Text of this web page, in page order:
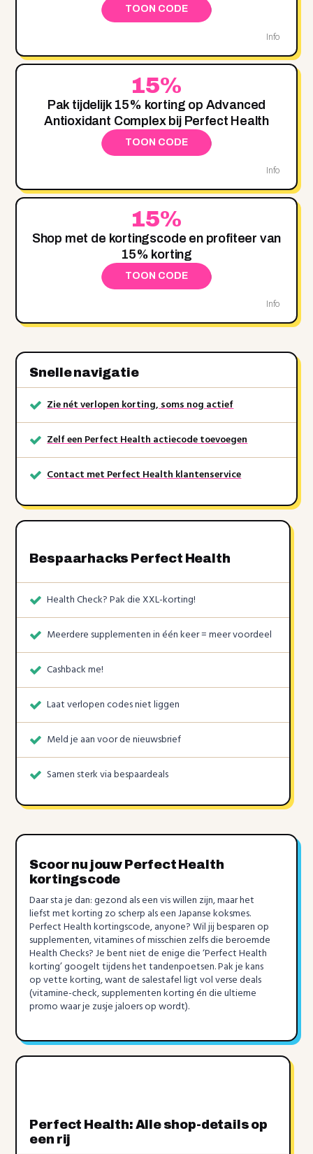
TOON CODE
Info
15%
Pak tijdelijk 15% korting op Advanced
Antioxidant Complex bij Perfect Health
TOON CODE
Info
15%
Shop met de kortingscode en profiteer van
15% korting
TOON CODE
Info
Snelle navigatie
Zie nét verlopen korting, soms nog actief
Zelf een Perfect Health actiecode toevoegen
Contact met Perfect Health klantenservice
Bespaarhacks Perfect Health
Health Check? Pak die XXL-korting!
Meerdere supplementen in één keer = meer voordeel
Cashback me!
Laat verlopen codes niet liggen
Meld je aan voor de nieuwsbrief
Samen sterk via bespaardeals
Scoor nu jouw Perfect Health
kortingscode
Daar sta je dan: gezond als een vis willen zijn, maar het
liefst met korting zo scherp als een Japanse koksmes.
Perfect Health kortingscode, anyone? Wil jij besparen op
supplementen, vitamines of misschien zelfs die beroemde
Health Checks? Je bent niet de enige die ‘Perfect Health
korting’ googelt tijdens het tandenpoetsen. Pak je kans
op vette korting, want de salestafel ligt vol verse deals
(vitamine-check, supplementen korting én die ultieme
promo waar je zusje jaloers op wordt).
Perfect Health: Alle shop-details op
een rij